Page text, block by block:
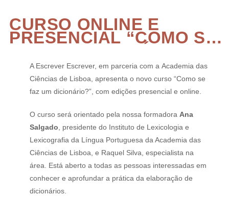
CURSO ONLINE E
PRESENCIAL “COMO SE
A Escrever Escrever, em parceria com a Academia das
Ciências de Lisboa, apresenta o novo curso “Como se
faz um dicionário?”, com edições presencial e online.
O curso será orientado pela nossa formadora Ana
Salgado , presidente do Instituto de Lexicologia e
Lexicografia da Língua Portuguesa da Academia das
Ciências de Lisboa, e Raquel Silva, especialista na
área. Está aberto a todas as pessoas interessadas em
conhecer e aprofundar a prática da elaboração de
dicionários.